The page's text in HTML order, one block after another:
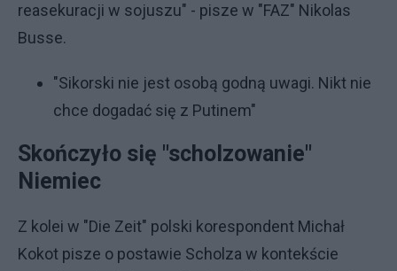
reasekuracji w sojuszu" - pisze w "FAZ" Nikolas
Busse.
"Sikorski nie jest osobą godną uwagi. Nikt nie
chce dogadać się z Putinem"
Skończyło się "scholzowanie"
Niemiec
Z kolei w "Die Zeit" polski korespondent Michał
Kokot pisze o postawie Scholza w kontekście